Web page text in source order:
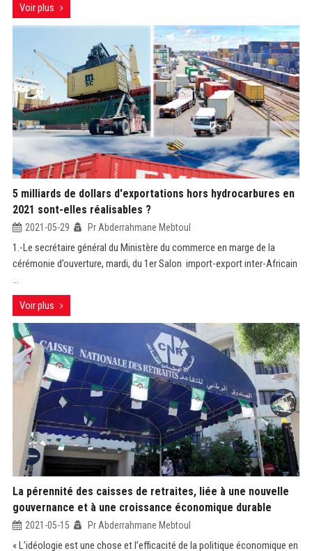
Voir plus
5 milliards de dollars d'exportations hors hydrocarbures en
2021 sont-elles réalisables ?
2021-05-29 Pr Abderrahmane Mebtoul
1.-Le secrétaire général du Ministère du commerce en marge de la
cérémonie d’ouverture, mardi, du 1er Salon import-export inter-Africain
...
Voir plus
La pérennité des caisses de retraites, liée à une nouvelle
gouvernance et à une croissance économique durable
2021-05-15 Pr Abderrahmane Mebtoul
« L’idéologie est une chose et l’efficacité de la politique économique en